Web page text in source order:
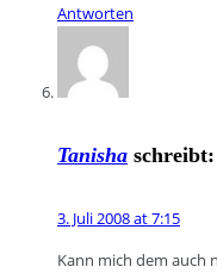
Antworten
Tanisha schreibt:
3. Juli 2008 at 7:15
Kann mich dem auch